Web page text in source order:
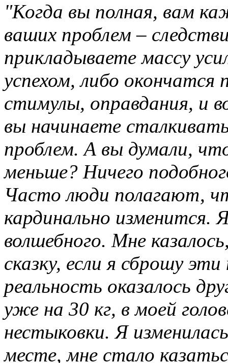
"Когда вы полная, вам
ваших проблем –
прикладываете массу
успехом, либо окончатся
стимулы, оправдания, и
вы начинаете
проблем. А вы думали,
меньше? Ничего
Часто люди полагают,
кардинально
волшебного. Мне
сказку, если я сброшу
реальность оказалось
уже на 30 кг, в моей
нестыковки. Я
месте, мне стало